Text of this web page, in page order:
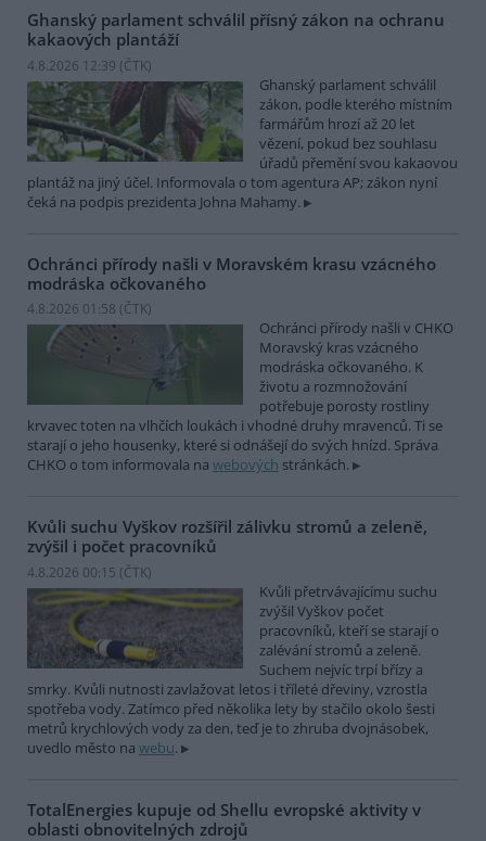
Ghanský parlament schválil přísný zákon na ochranu
kakaových plantáží
4.8.2026 12:39 (ČTK)
Ghanský parlament schválil
zákon, podle kterého místním
farmářům hrozí až 20 let
vězení, pokud bez souhlasu
úřadů přemění svou kakaovou
plantáž na jiný účel. Informovala o tom agentura AP; zákon nyní
čeká na podpis prezidenta Johna Mahamy.
Ochránci přírody našli v Moravském krasu vzácného
modráska očkovaného
4.8.2026 01:58 (ČTK)
Ochránci přírody našli v CHKO
Moravský kras vzácného
modráska očkovaného. K
životu a rozmnožování
potřebuje porosty rostliny
krvavec toten na vlhčích loukách i vhodné druhy mravenců. Ti se
starají o jeho housenky, které si odnášejí do svých hnízd. Správa
CHKO o tom informovala na webových stránkách.
Kvůli suchu Vyškov rozšířil zálivku stromů a zeleně,
zvýšil i počet pracovníků
4.8.2026 00:15 (ČTK)
Kvůli přetrvávajícímu suchu
zvýšil Vyškov počet
pracovníků, kteří se starají o
zalévání stromů a zeleně.
Suchem nejvíc trpí břízy a
smrky. Kvůli nutnosti zavlažovat letos i tříleté dřeviny, vzrostla
spotřeba vody. Zatímco před několika lety by stačilo okolo šesti
metrů krychlových vody za den, teď je to zhruba dvojnásobek,
uvedlo město na webu.
TotalEnergies kupuje od Shellu evropské aktivity v
oblasti obnovitelných zdrojů